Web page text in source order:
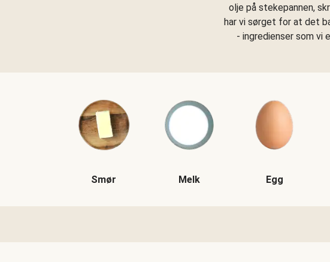
olje på stekepannen,
har vi sørget for at det
- ingredienser som vi
Smør Melk Egg